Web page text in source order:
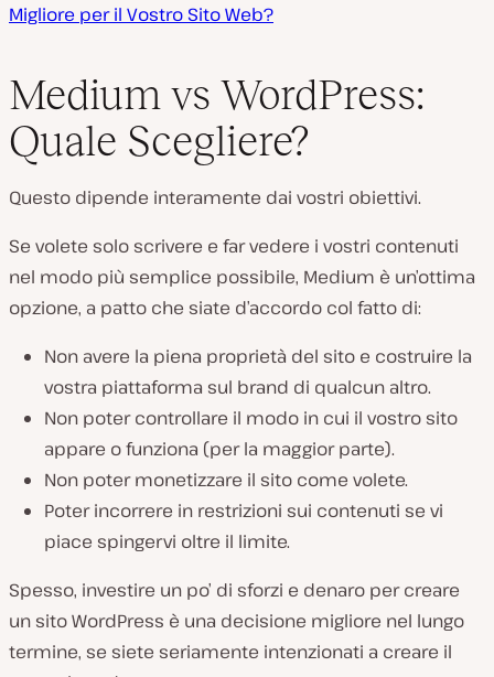
Migliore per il Vostro Sito Web?
Medium vs WordPress:
Quale Scegliere?
Questo dipende interamente dai vostri obiettivi.
Se volete solo scrivere e far vedere i vostri contenuti
nel modo più semplice possibile, Medium è un’ottima
opzione, a patto che siate d’accordo col fatto di:
Non avere la piena proprietà del sito e costruire la
vostra piattaforma sul brand di qualcun altro.
Non poter controllare il modo in cui il vostro sito
appare o funziona (per la maggior parte).
Non poter monetizzare il sito come volete.
Poter incorrere in restrizioni sui contenuti se vi
piace spingervi oltre il limite.
Spesso, investire un po’ di sforzi e denaro per creare
un sito WordPress è una decisione migliore nel lungo
termine, se siete seriamente intenzionati a creare il